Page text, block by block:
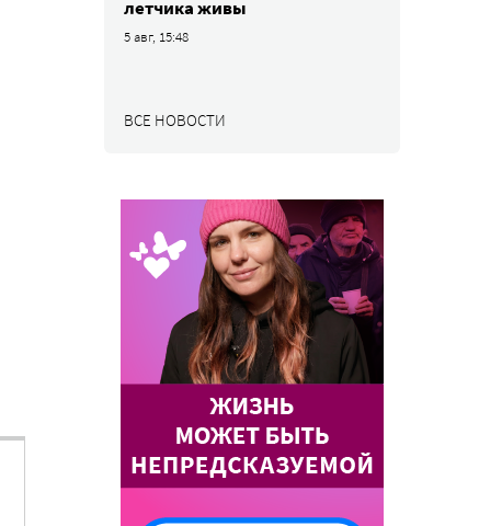
летчика живы
5 авг, 15:48
ВСЕ НОВОСТИ